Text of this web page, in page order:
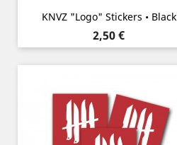
KNVZ "Logo" Stickers • Black
Prix
2,50 €